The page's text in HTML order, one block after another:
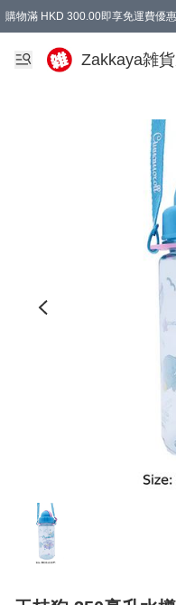
購物滿 HKD 300.00即享免運費優
Zakkaya雑